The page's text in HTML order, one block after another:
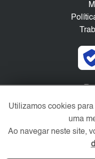
Utilizamos cookies
uma
Ao navegar neste site,